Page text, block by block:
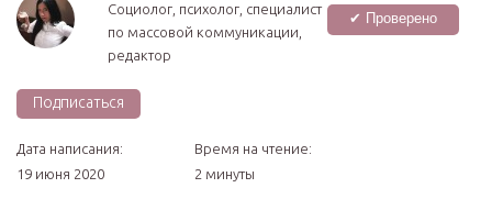
Социолог, психолог, специалист
по массовой коммуникации,
редактор
✔ Проверено
Подписаться
Дата написания:
19 июня 2020
Время на чтение:
2 минуты